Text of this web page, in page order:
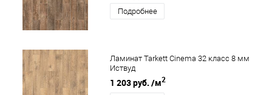
Подробнее
Ламинат Tarkett Cinema 32 класс 8 мм
Иствуд
1 203 руб. /м2